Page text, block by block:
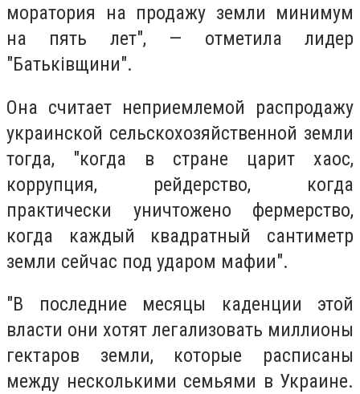
моратория на продажу земли минимум
на пять лет", — отметила лидер
"Батьківщини".
Она считает неприемлемой распродажу
украинской сельскохозяйственной земли
тогда, "когда в стране царит хаос,
коррупция, рейдерство, когда
практически уничтожено фермерство,
когда каждый квадратный сантиметр
земли сейчас под ударом мафии".
"В последние месяцы каденции этой
власти они хотят легализовать миллионы
гектаров земли, которые расписаны
между несколькими семьями в Украине.